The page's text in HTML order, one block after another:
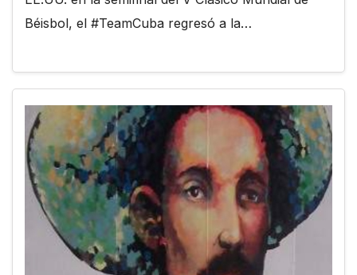
Béisbol, el #TeamCuba regresó a la…